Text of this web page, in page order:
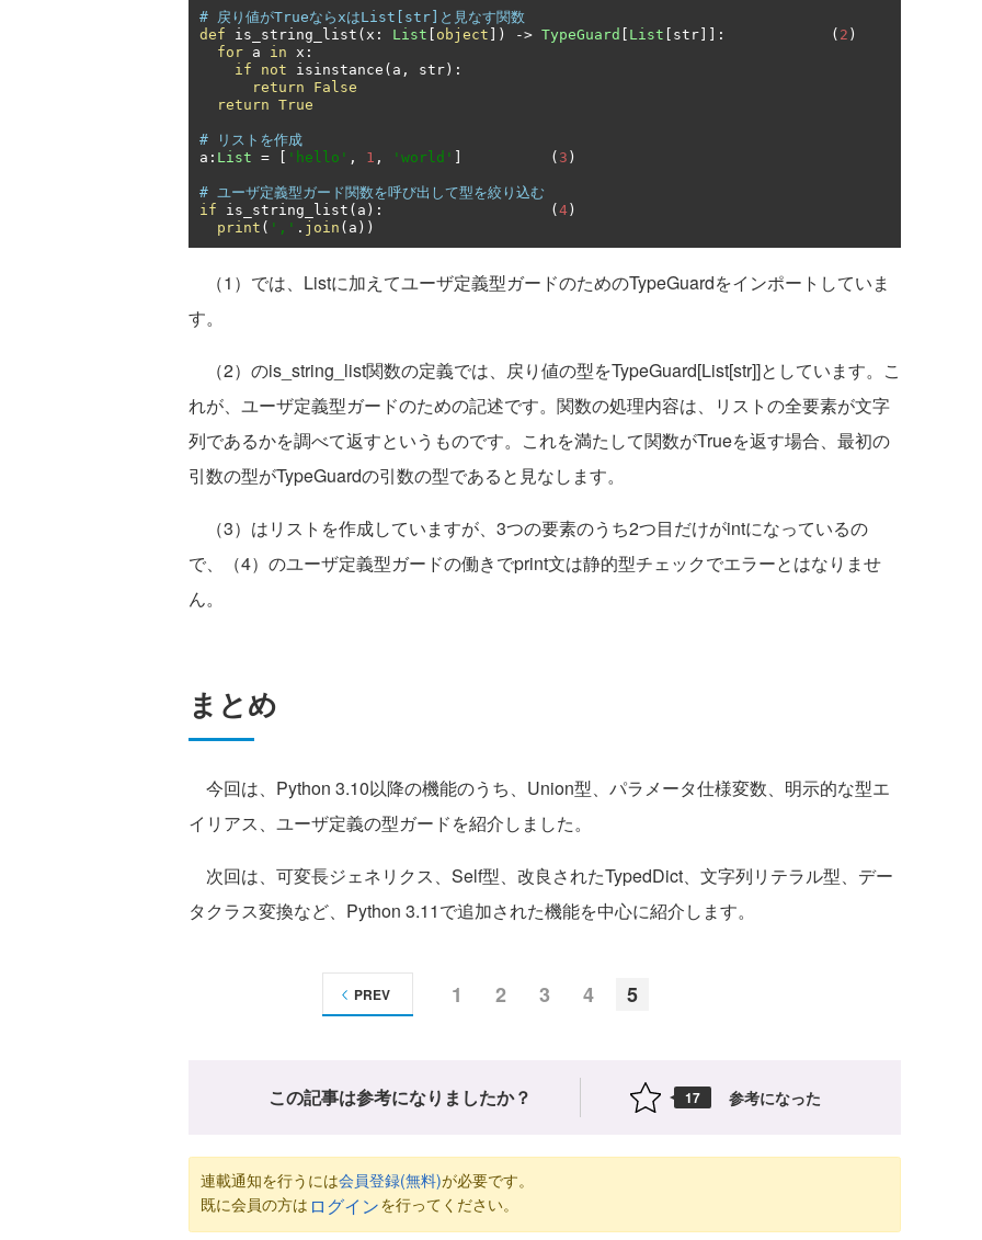
# 戻り値がTrueならxはList[str]と見なす関数
def is_string_list ( x : List object ]) -> TypeGuard List str ]]: ( 2 )
for a in x :
if
not isinstance ( a , str ):
return
False
return True
# リストを作成
a : List = 'hello' , 1 , 'world' ( 3 )
# ユーザ定義型ガード関数を呼び出して型を絞り込む
if is_string_list ( a ): ( 4 )
print ( ',' . join ( a ))
（1）では、Listに加えてユーザ定義型ガードのためのTypeGuardをインポートしていま
す。
（2）のis_string_list関数の定義では、戻り値の型をTypeGuard[List[str]]としています。こ
れが、ユーザ定義型ガードのための記述です。関数の処理内容は、リストの全要素が文字
列であるかを調べて返すというものです。これを満たして関数がTrueを返す場合、最初の
引数の型がTypeGuardの引数の型であると見なします。
（3）はリストを作成していますが、3つの要素のうち2つ目だけがintになっているの
で、（4）のユーザ定義型ガードの働きでprint文は静的型チェックでエラーとはなりませ
ん。
まとめ
今回は、Python 3.10以降の機能のうち、Union型、パラメータ仕様変数、明示的な型エ
イリアス、ユーザ定義の型ガードを紹介しました。
次回は、可変長ジェネリクス、Self型、改良されたTypedDict、文字列リテラル型、デー
タクラス変換など、Python 3.11で追加された機能を中心に紹介します。
1 2 3 4 5
PREV
この記事は参考になりましたか？ 17 参考になった
連載通知を行うには会員登録(無料)が必要です。
既に会員の方は ログインを行ってください。